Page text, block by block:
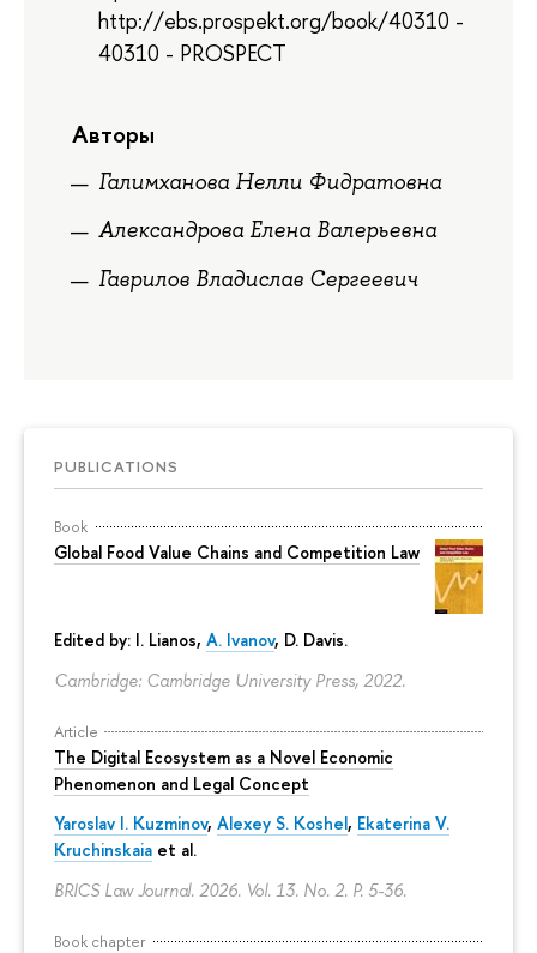
PUBLICATIONS
Book
Global Food Value Chains and Competition Law
Edited by: I. Lianos, A. Ivanov, D. Davis.
Cambridge: Cambridge University Press, 2022.
Article
The Digital Ecosystem as a Novel Economic
Phenomenon and Legal Concept
Yaroslav I. Kuzminov, Alexey S. Koshel, Ekaterina V.
Kruchinskaia et al.
BRICS Law Journal. 2026. Vol. 13. No. 2. P. 5-36.
Book chapter
http://ebs.prospekt.org/book/40310 -
40310 - PROSPECT
Авторы
Галимханова Нелли Фидратовна
Александрова Елена Валерьевна
Гаврилов Владислав Сергеевич